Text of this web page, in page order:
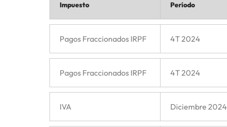
Impuesto Período
Pagos Fraccionados IRPF 4T 2024
Pagos Fraccionados IRPF 4T 2024
IVA Diciembre 2024